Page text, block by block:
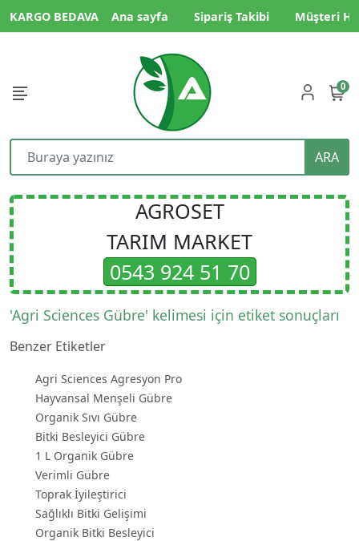
KARGO BEDAVA Ana sayfa Sipariş Takibi Müşteri
ARA
0
AGROSET
TARIM MARKET
0543 924 51 70
'Agri Sciences Gübre' kelimesi için etiket sonuçları
Benzer Etiketler
Agri Sciences Agresyon Pro
Hayvansal Menşeli Gübre
Organik Sıvı Gübre
Bitki Besleyici Gübre
1 L Organik Gübre
Verimli Gübre
Toprak İyileştirici
Sağlıklı Bitki Gelişimi
Organik Bitki Besleyici